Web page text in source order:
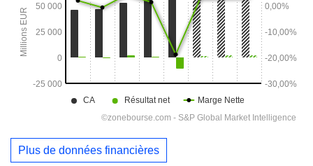
Plus de données financières